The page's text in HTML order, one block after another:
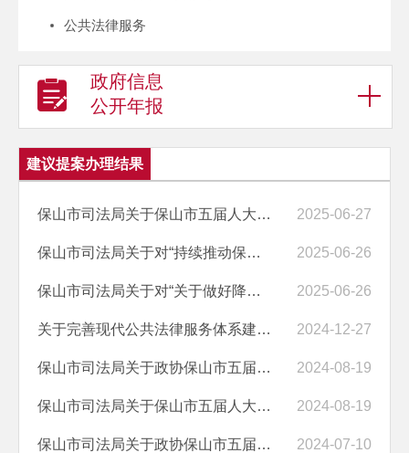
公共法律服务
政府信息
公开年报
建议提案办理结果
保山市司法局关于保山市五届人大五次会议第0033号建议答复的函保司发〔2... 2025-06-27
保山市司法局关于对“持续推动保山市教育 高质量发展”提案的答复(保司... 2025-06-26
保山市司法局关于对“关于做好降低农村家庭离婚率工作的建议”提案的答... 2025-06-26
关于完善现代公共法律服务体系建设的提案办理情况清单 2024-12-27
保山市司法局关于政协保山市五届第三次会议第05030069号提案答复的函 2024-08-19
保山市司法局关于保山市五届人大四次会议第50号建议答复的函 2024-08-19
保山市司法局关于政协保山市五届第三次会议第05030069号提案答复的函 2024-07-10